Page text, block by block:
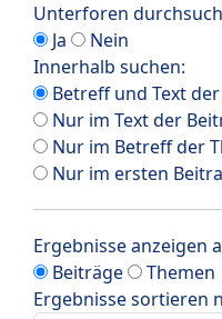
Unterforen
Ja
Nein
Innerhalb suchen:
Betreff und Text
Nur im Text der
Nur im Betreff der
Nur im ersten
Ergebnisse anzeigen
Beiträge
Themen
Ergebnisse sortieren